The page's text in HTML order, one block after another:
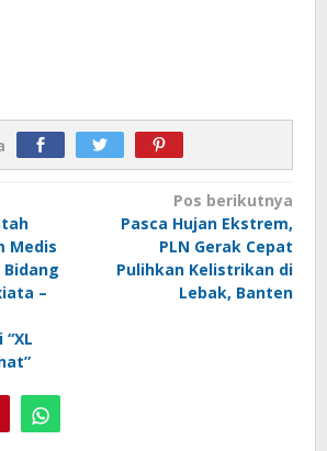
Medis
Bidang
–
Pos berikutnya
Pasca Hujan Ekstrem,
PLN Gerak Cepat
Pulihkan Kelistrikan di
Lebak, Banten